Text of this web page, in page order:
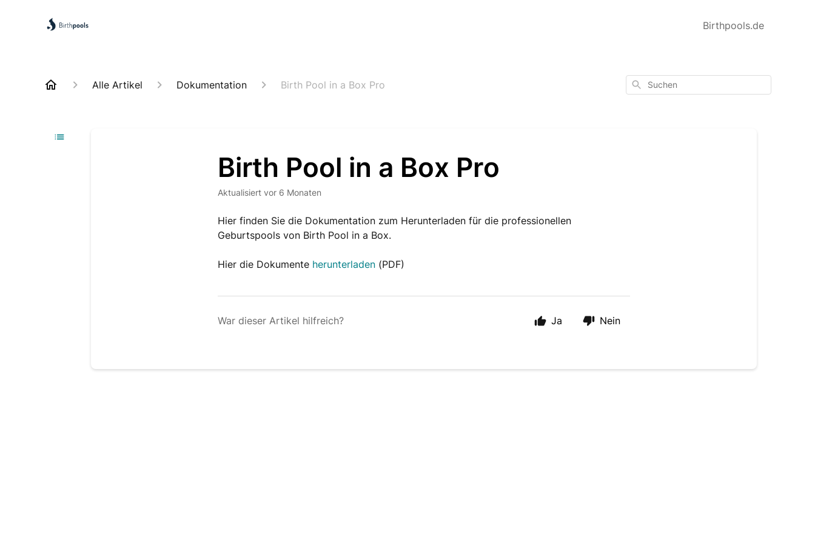
Birthpools.de
Alle Artikel Dokumentation Birth Pool in a Box Pro Suchen
Birth Pool in a Box Pro
Aktualisiert vor 6 Monaten
Hier finden Sie die Dokumentation zum Herunterladen für die professionellen
Geburtspools von Birth Pool in a Box.
Hier die Dokumente herunterladen (PDF)
War dieser Artikel hilfreich? Ja Nein